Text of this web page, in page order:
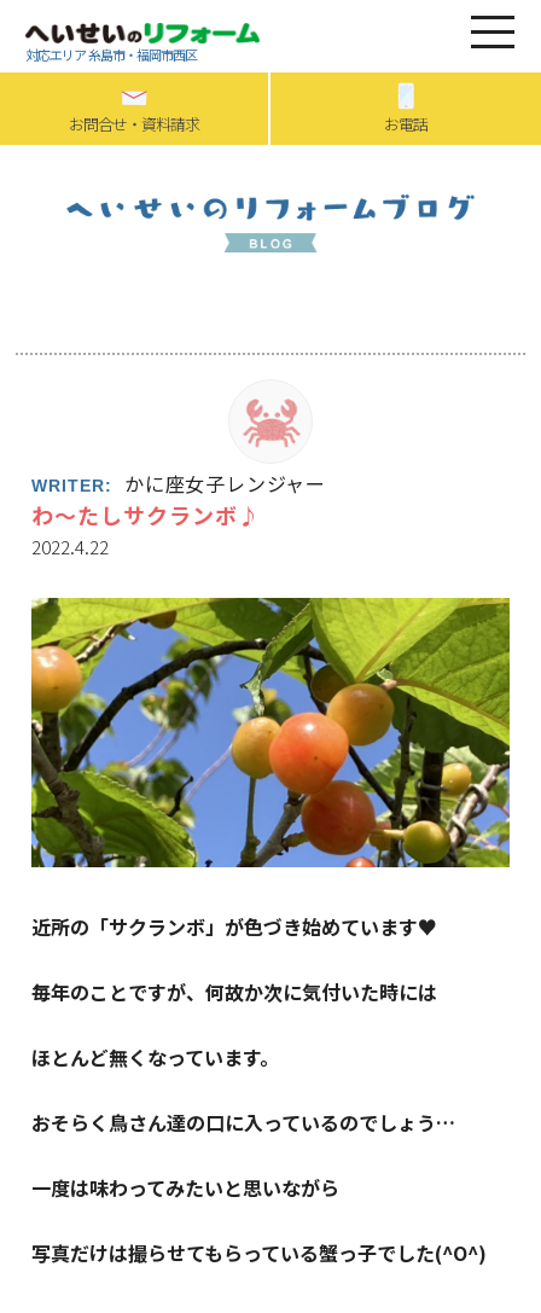
対応エリア 糸島市・福岡市西区
お問合せ・資料請求 お電話
WRITER: かに座女子レンジャー
わ～たしサクランボ♪
2022.4.22
近所の「サクランボ」が色づき始めています♥
毎年のことですが、何故か次に気付いた時には
ほとんど無くなっています。
おそらく鳥さん達の口に入っているのでしょう…
一度は味わってみたいと思いながら
写真だけは撮らせてもらっている蟹っ子でした(^O^)